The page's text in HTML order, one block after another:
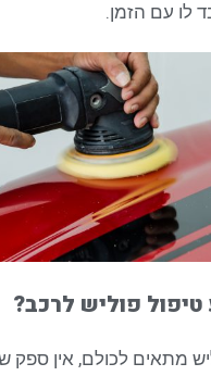
לו עם הזמן.
פוליש לרכב?
מתאים לכולם, אין ספק